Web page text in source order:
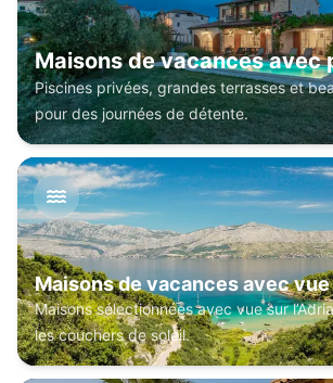
Maisons de vacances avec
Piscines privées, grandes terrasses et
pour des journées de détente.
Maisons de vacances avec
Maisons sélectionnées avec vue sur
les couchers de soleil.